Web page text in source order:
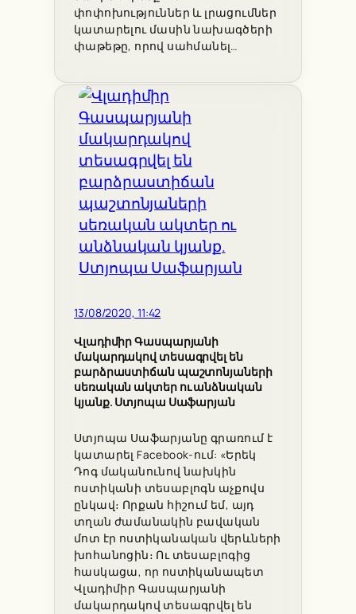
փոփոխություններ և լրացումներ
կատարելու մասին նախագծերի
փաթեթը, որով սահմանել…
13/08/2020, 11:42
Վլադիմիր Գասպարյանի
մակարդակով տեսագրվել են
բարձրաստիճան պաշտոնյաների
սեռական ակտեր ու անձնական
կյանք. Ստյոպա Սաֆարյան
Ստյոպա Սաֆարյանը գրառում է
կատարել Facebook-ում: «Երեկ
Դոգ մականունով նախկին
ոստիկանի տեսաբլոգն աչքովս
ընկավ։ Որքան հիշում եմ, այդ
տղան ժամանակին բավական
մոտ էր ոստիկանական վերևների
խոհանոցին։ Ու տեսաբլոգից
հասկացա, որ ոստիկանապետ
Վլադիմիր Գասպարյանի
մակարդակով տեսագրվել են